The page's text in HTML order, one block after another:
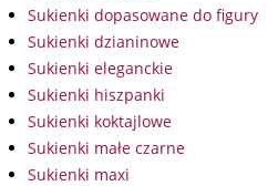
Sukienki dopasowane do figury
Sukienki dzianinowe
Sukienki eleganckie
Sukienki hiszpanki
Sukienki koktajlowe
Sukienki małe czarne
Sukienki maxi